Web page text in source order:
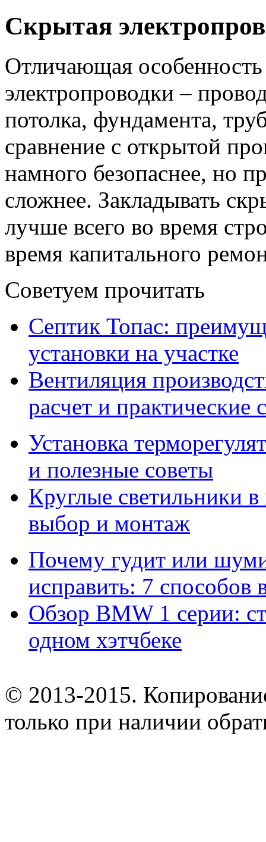
Скрытая
Отличающая
электропроводки –
потолка, фундамента,
сравнение с открытой
намного безопаснее, но
сложнее. Закладывать
лучше всего во время
время капитального
Советуем прочитать
Септик Топас:
установки на участке
Вентиляция
расчет и практические
Установка
и полезные советы
Круглые светильники
выбор и монтаж
Почему гудит или
исправить: 7 способов
Обзор BMW 1 серии:
одном хэтчбеке
© 2013-2015.
только при наличии